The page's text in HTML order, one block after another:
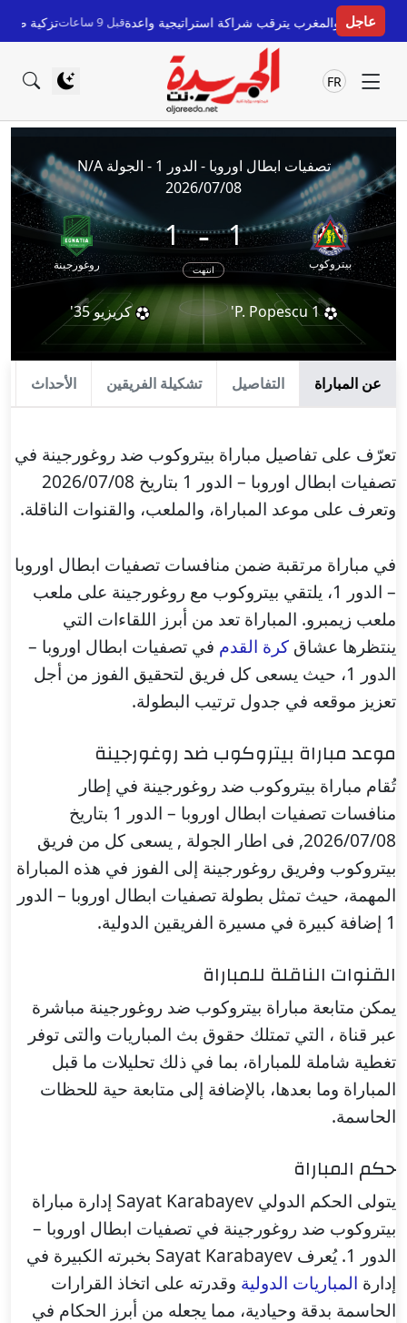
عاجل
إسبريا.. والمغرب يترقب شراكة استراتيجية واعدةقبل 9 ساعات تزكية طارق
FR
تصفيات ابطال اوروبا - الدور 1 - الجولة N/A
2026/07/08
بيتروكوب
1
-
1
انتهت روغورجينة
P. Popescu1' كريزيو35'
عن المباراة التفاصيل تشكيلة الفريقين الأحداث
تعرّف على تفاصيل مباراة بيتروكوب ضد روغورجينة في
تصفيات ابطال اوروبا – الدور 1 بتاريخ 2026/07/08
وتعرف على موعد المباراة، والملعب، والقنوات الناقلة.
في مباراة مرتقبة ضمن منافسات تصفيات ابطال اوروبا
– الدور 1، يلتقي بيتروكوب مع روغورجينة على ملعب
ملعب زيمبرو. المباراة تعد من أبرز اللقاءات التي
ينتظرها عشاق كرة القدم في تصفيات ابطال اوروبا –
الدور 1، حيث يسعى كل فريق لتحقيق الفوز من أجل
تعزيز موقعه في جدول ترتيب البطولة.
موعد مباراة بيتروكوب ضد روغورجينة
تُقام مباراة بيتروكوب ضد روغورجينة في إطار
منافسات تصفيات ابطال اوروبا – الدور 1 بتاريخ
2026/07/08, فى اطار الجولة , يسعى كل من فريق
بيتروكوب وفريق روغورجينة إلى الفوز في هذه المباراة
المهمة، حيث تمثل بطولة تصفيات ابطال اوروبا – الدور
1 إضافة كبيرة في مسيرة الفريقين الدولية.
القنوات الناقلة للمباراة
يمكن متابعة مباراة بيتروكوب ضد روغورجينة مباشرة
عبر قناة ، التي تمتلك حقوق بث المباريات والتى توفر
تغطية شاملة للمباراة، بما في ذلك تحليلات ما قبل
المباراة وما بعدها، بالإضافة إلى متابعة حية للحظات
الحاسمة.
حكم المباراة
يتولى الحكم الدولي Sayat Karabayev إدارة مباراة
بيتروكوب ضد روغورجينة في تصفيات ابطال اوروبا –
الدور 1. يُعرف Sayat Karabayev بخبرته الكبيرة في
إدارة المباريات الدولية وقدرته على اتخاذ القرارات
الحاسمة بدقة وحيادية، مما يجعله من أبرز الحكام في